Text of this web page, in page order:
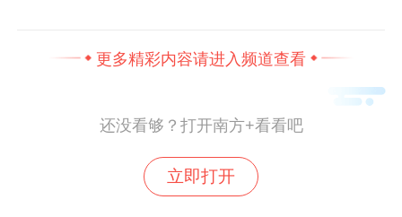
更多精彩内容请进入频道查看
还没看够？打开南方+看看吧
立即打开